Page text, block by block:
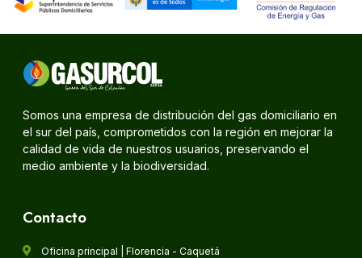
Somos una empresa de distribución del gas domiciliario en
el sur del país, comprometidos con la región en mejorar la
calidad de vida de nuestros usuarios, preservando el
medio ambiente y la biodiversidad.
Contacto
Oficina principal | Florencia - Caquetá